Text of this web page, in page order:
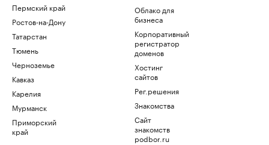
Пермский край
Ростов-на-Дону
Татарстан
Тюмень
Черноземье
Кавказ
Карелия
Мурманск
Приморский
край
Облако для
бизнеса
Корпоративный
регистратор
доменов
Хостинг
сайтов
Рег.решения
Знакомства
Сайт
знакомств
podbor.ru